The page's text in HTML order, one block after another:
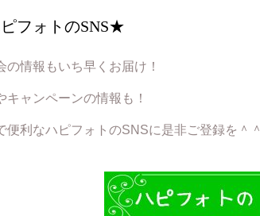
フォトのSNS★
の情報もいち早くお届け！
キャンペーンの情報も！
便利なハピフォトのSNSに是非ご登録を＾＾